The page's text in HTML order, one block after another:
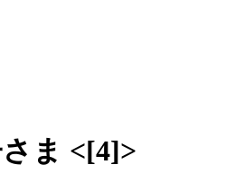
ま <[4]>